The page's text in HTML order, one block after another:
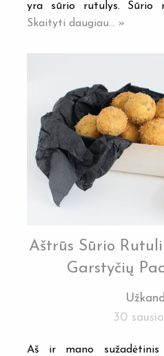
yra sūrio rutulys.
Skaityti daugiau... »
Aštrūs Sūrio
Garstyčių
30
Aš ir mano sužadėtinis